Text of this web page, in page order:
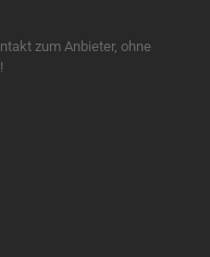
zum Anbieter, ohne